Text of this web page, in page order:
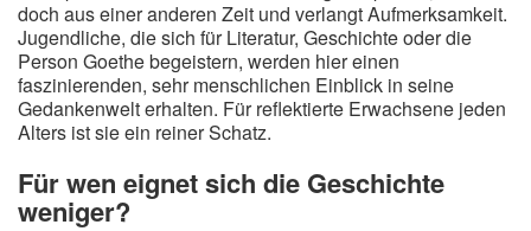
doch aus einer anderen Zeit und verlangt Aufmerksamkeit.
Jugendliche, die sich für Literatur, Geschichte oder die
Person Goethe begeistern, werden hier einen
faszinierenden, sehr menschlichen Einblick in seine
Gedankenwelt erhalten. Für reflektierte Erwachsene jeden
Alters ist sie ein reiner Schatz.
Für wen eignet sich die Geschichte
weniger?